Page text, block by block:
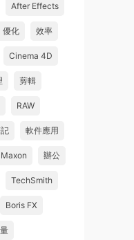
After Effects
優化 效率
Cinema 4D
剪輯
RAW
軟件應用
Maxon 辦公
TechSmith
Boris FX